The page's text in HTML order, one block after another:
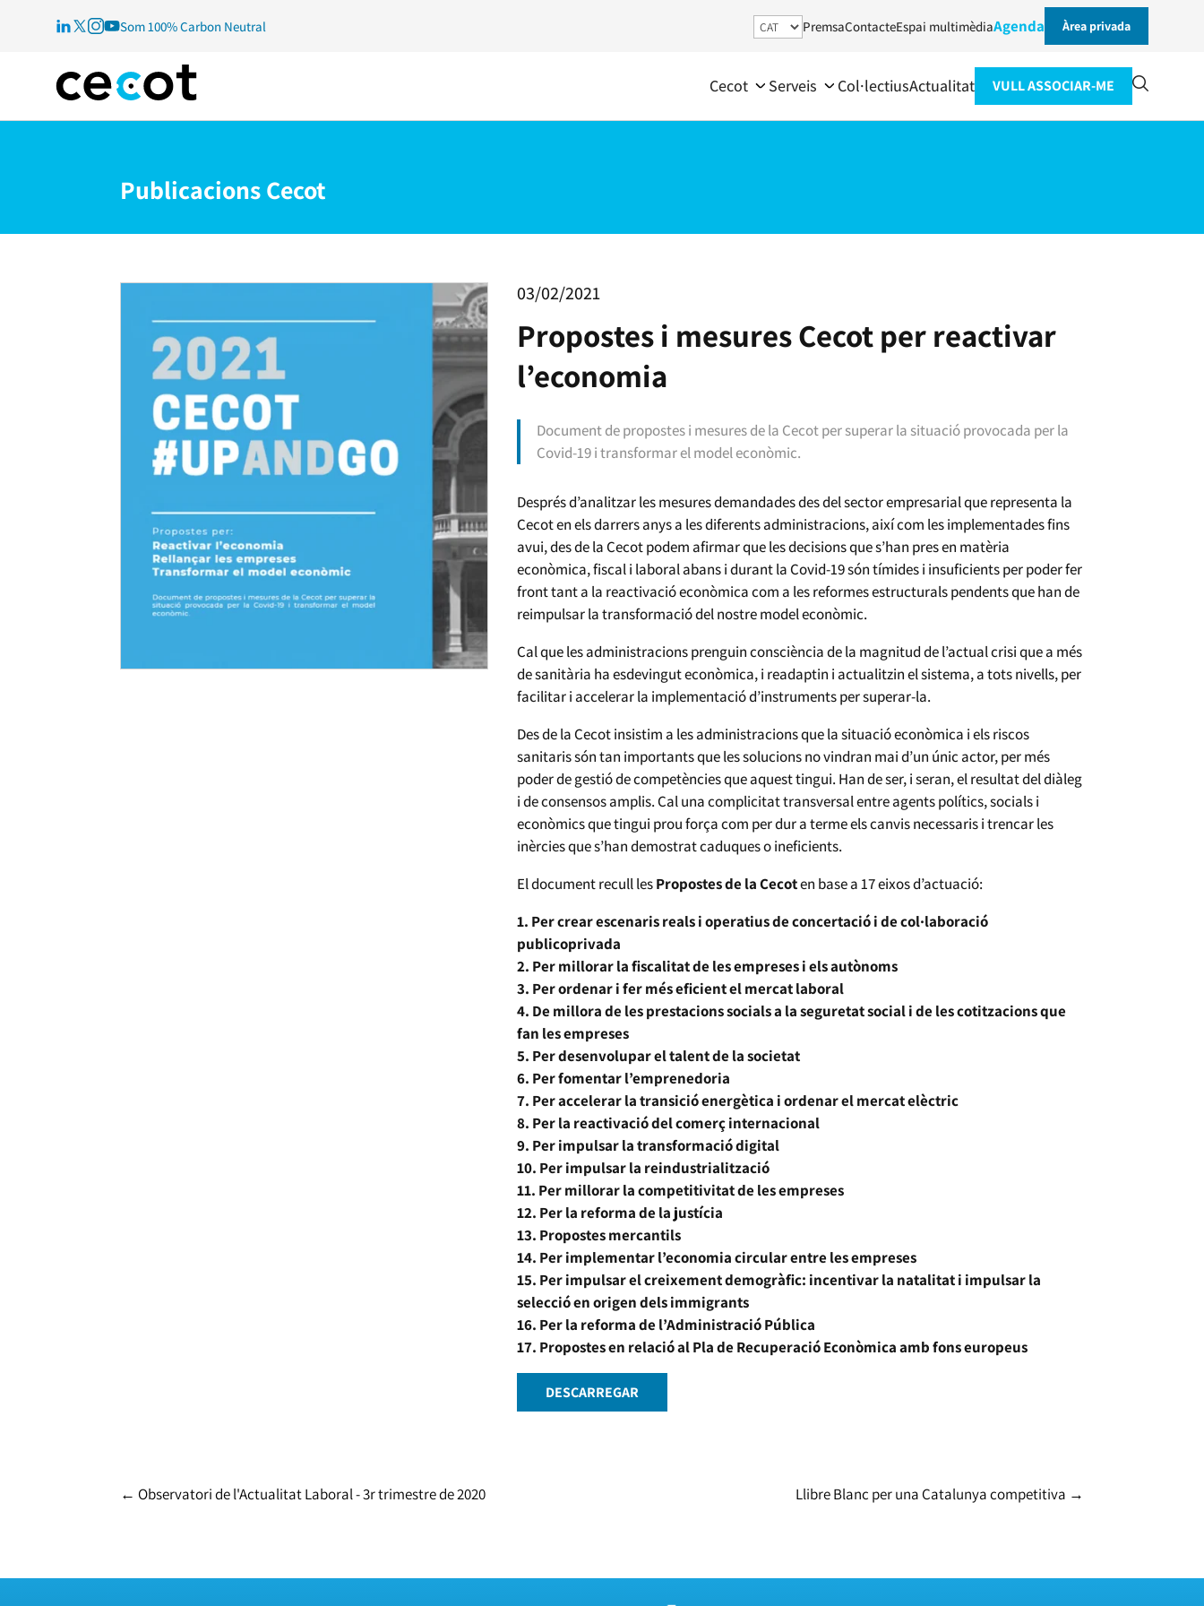
Som 100% Carbon Neutral PremsaContacteEspai multimèdiaAgenda Àrea privada
Cecot Serveis Col·lectiusActualitat VULL ASSOCIAR-ME
Publicacions Cecot
03/02/2021
Propostes i mesures Cecot per reactivar
l’economia
Document de propostes i mesures de la Cecot per superar la situació provocada per la
Covid-19 i transformar el model econòmic.
Després d’analitzar les mesures demandades des del sector empresarial que representa la
Cecot en els darrers anys a les diferents administracions, així com les implementades fins
avui, des de la Cecot podem afirmar que les decisions que s’han pres en matèria
econòmica, fiscal i laboral abans i durant la Covid-19 són tímides i insuficients per poder fer
front tant a la reactivació econòmica com a les reformes estructurals pendents que han de
reimpulsar la transformació del nostre model econòmic.
Cal que les administracions prenguin consciència de la magnitud de l’actual crisi que a més
de sanitària ha esdevingut econòmica, i readaptin i actualitzin el sistema, a tots nivells, per
facilitar i accelerar la implementació d’instruments per superar-la.
Des de la Cecot insistim a les administracions que la situació econòmica i els riscos
sanitaris són tan importants que les solucions no vindran mai d’un únic actor, per més
poder de gestió de competències que aquest tingui. Han de ser, i seran, el resultat del diàleg
i de consensos amplis. Cal una complicitat transversal entre agents polítics, socials i
econòmics que tingui prou força com per dur a terme els canvis necessaris i trencar les
inèrcies que s’han demostrat caduques o ineficients.
El document recull lesPropostes de la Cecoten base a 17 eixos d’actuació:
1. Per crear escenaris reals i operatius de concertació i de col·laboració
publicoprivada
2. Per millorar la fiscalitat de les empreses i els autònoms
3. Per ordenar i fer més eficient el mercat laboral
4. De millora de les prestacions socials a la seguretat social i de les cotitzacions que
fan les empreses
5. Per desenvolupar el talent de la societat
6. Per fomentar l’emprenedoria
7. Per accelerar la transició energètica i ordenar el mercat elèctric
8. Per la reactivació del comerç internacional
9. Per impulsar la transformació digital
10. Per impulsar la reindustrialització
11. Per millorar la competitivitat de les empreses
12. Per la reforma de la justícia
13. Propostes mercantils
14. Per implementar l’economia circular entre les empreses
15. Per impulsar el creixement demogràfic: incentivar la natalitat i impulsar la
selecció en origen dels immigrants
16. Per la reforma de l’Administració Pública
17. Propostes en relació al Pla de Recuperació Econòmica amb fons europeus
DESCARREGAR
← Observatori de l'Actualitat Laboral - 3r trimestre de 2020 Llibre Blanc per una Catalunya competitiva →